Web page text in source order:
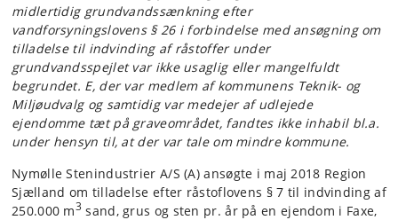
midlertidig grundvandssænkning efter
vandforsyningslovens § 26 i forbindelse med ansøgning om
tilladelse til indvinding af råstoffer under
grundvandsspejlet var ikke usaglig eller mangelfuldt
begrundet. E, der var medlem af kommunens Teknik- og
Miljøudvalg og samtidig var medejer af udlejede
ejendomme tæt på graveområdet, fandtes ikke inhabil bl.a.
under hensyn til, at der var tale om mindre kommune.
Nymølle Stenindustrier A/S (A) ansøgte i maj 2018 Region
Sjælland om tilladelse efter råstoflovens § 7 til indvinding af
250.000 m3 sand, grus og sten pr. år på en ejendom i Faxe,